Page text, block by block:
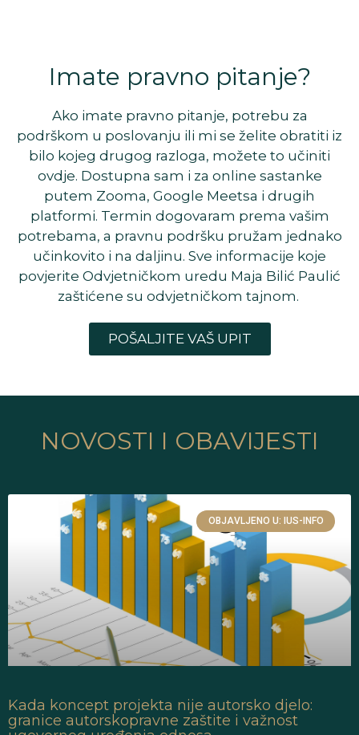
Imate pravno pitanje?
Ako imate pravno pitanje, potrebu za
podrškom u poslovanju ili mi se želite obratiti iz
bilo kojeg drugog razloga, možete to učiniti
ovdje. Dostupna sam i za online sastanke
putem Zooma, Google Meetsa i drugih
platformi. Termin dogovaram prema vašim
potrebama, a pravnu podršku pružam jednako
učinkovito i na daljinu. Sve informacije koje
povjerite Odvjetničkom uredu Maja Bilić Paulić
zaštićene su odvjetničkom tajnom.
POŠALJITE VAŠ UPIT
NOVOSTI I OBAVIJESTI
OBJAVLJENO U: IUS-INFO
Kada koncept projekta nije autorsko djelo:
granice autorskopravne zaštite i važnost